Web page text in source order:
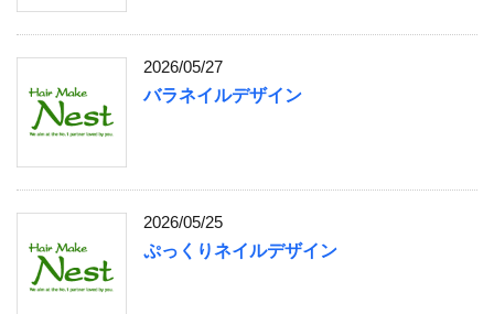
2026/05/27
バラネイルデザイン
2026/05/25
ぷっくりネイルデザイン